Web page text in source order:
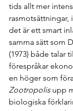
tids allt mer
rasmotsättningar,
det är ett smart
samma sätt som
(1973) både talar
förespråkar
en höger som
Zootropolis upp
biologiska